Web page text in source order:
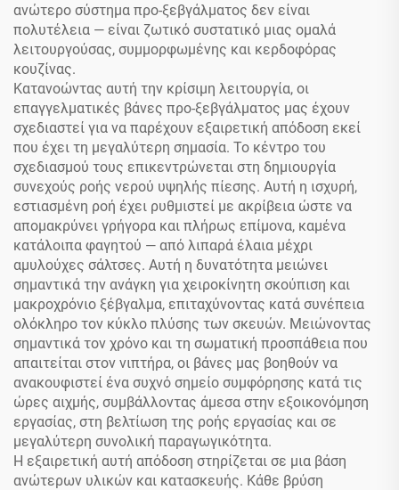
ανώτερο σύστημα προ-ξεβγάλματος δεν είναι
πολυτέλεια — είναι ζωτικό συστατικό μιας ομαλά
λειτουργούσας, συμμορφωμένης και κερδοφόρας
κουζίνας.
Κατανοώντας αυτή την κρίσιμη λειτουργία, οι
επαγγελματικές βάνες προ-ξεβγάλματος μας έχουν
σχεδιαστεί για να παρέχουν εξαιρετική απόδοση εκεί
που έχει τη μεγαλύτερη σημασία. Το κέντρο του
σχεδιασμού τους επικεντρώνεται στη δημιουργία
συνεχούς ροής νερού υψηλής πίεσης. Αυτή η ισχυρή,
εστιασμένη ροή έχει ρυθμιστεί με ακρίβεια ώστε να
απομακρύνει γρήγορα και πλήρως επίμονα, καμένα
κατάλοιπα φαγητού — από λιπαρά έλαια μέχρι
αμυλούχες σάλτσες. Αυτή η δυνατότητα μειώνει
σημαντικά την ανάγκη για χειροκίνητη σκούπιση και
μακροχρόνιο ξέβγαλμα, επιταχύνοντας κατά συνέπεια
ολόκληρο τον κύκλο πλύσης των σκευών. Μειώνοντας
σημαντικά τον χρόνο και τη σωματική προσπάθεια που
απαιτείται στον νιπτήρα, οι βάνες μας βοηθούν να
ανακουφιστεί ένα συχνό σημείο συμφόρησης κατά τις
ώρες αιχμής, συμβάλλοντας άμεσα στην εξοικονόμηση
εργασίας, στη βελτίωση της ροής εργασίας και σε
μεγαλύτερη συνολική παραγωγικότητα.
Η εξαιρετική αυτή απόδοση στηρίζεται σε μια βάση
ανώτερων υλικών και κατασκευής. Κάθε βρύση